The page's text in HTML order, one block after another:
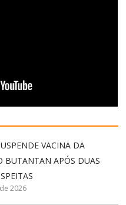
VACINA DA
BUTANTAN APÓS DUAS
2026